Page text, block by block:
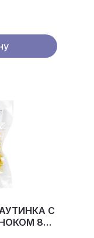
С
80